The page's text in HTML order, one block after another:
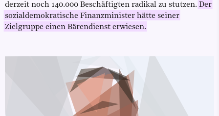
derzeit noch 140.000 Beschäftigten radikal zu stutzen. Der
sozialdemokratische Finanzminister hätte seiner
Zielgruppe einen Bärendienst erwiesen.